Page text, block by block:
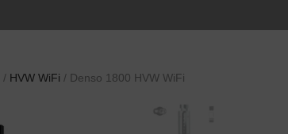
/ HVW WiFi / Denso 1800 HVW WiFi